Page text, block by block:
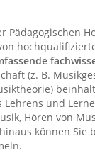
(z. B.
Lehrens und
Hören von
können